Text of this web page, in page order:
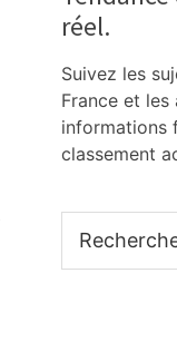
réel.
Suivez les
France et les
informations
classement
sur